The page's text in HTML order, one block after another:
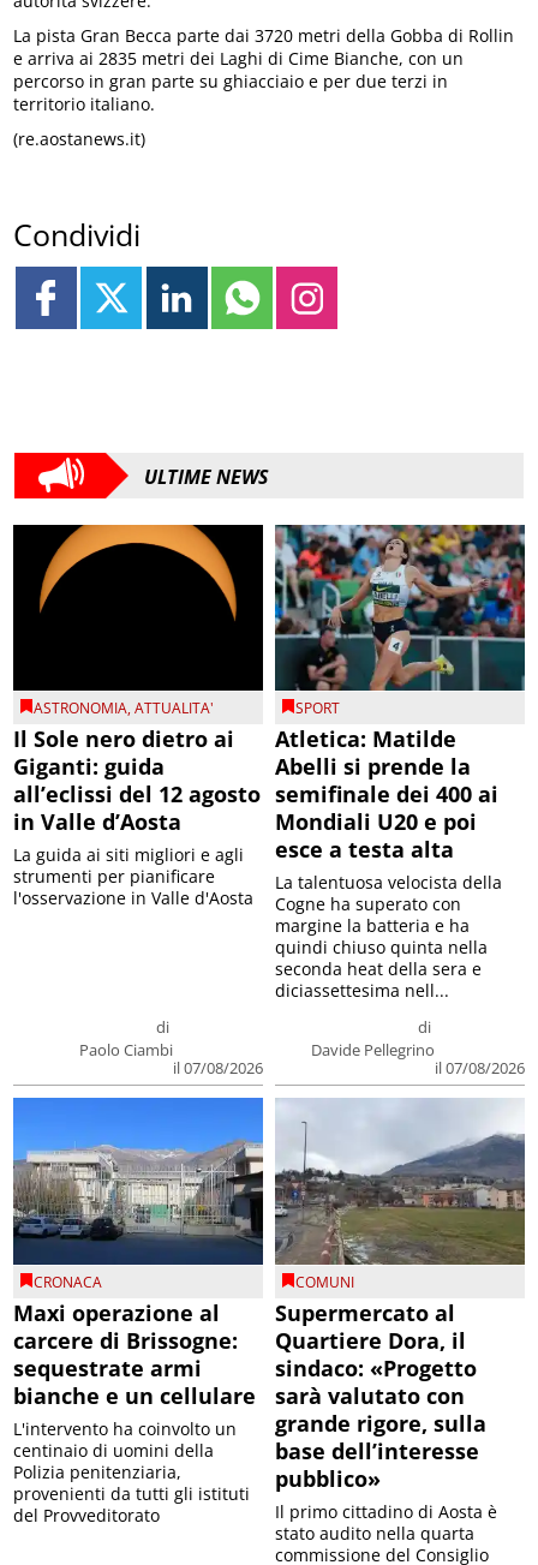
La pista Gran Becca parte dai 3720 metri della Gobba di Rollin
e arriva ai 2835 metri dei Laghi di Cime Bianche, con un
percorso in gran parte su ghiacciaio e per due terzi in
territorio italiano.
(re.aostanews.it)
Condividi
ULTIME NEWS
ASTRONOMIA,ATTUALITA'
Il Sole nero dietro ai
Giganti: guida
all’eclissi del 12 agosto
in Valle d’Aosta
di
Paolo Ciambi
il 07/08/2026
La guida ai siti migliori e agli
strumenti per pianificare
l'osservazione in Valle d'Aosta
SPORT
Atletica: Matilde
Abelli si prende la
semifinale dei 400 ai
Mondiali U20 e poi
esce a testa alta
di
Davide Pellegrino
il 07/08/2026
La talentuosa velocista della
Cogne ha superato con
margine la batteria e ha
quindi chiuso quinta nella
seconda heat della sera e
diciassettesima nell...
CRONACA
Maxi operazione al
carcere di Brissogne:
sequestrate armi
bianche e un cellulare
L'intervento ha coinvolto un
centinaio di uomini della
Polizia penitenziaria,
provenienti da tutti gli istituti
del Provveditorato
COMUNI
Supermercato al
Quartiere Dora, il
sindaco: «Progetto
sarà valutato con
grande rigore, sulla
base dell’interesse
pubblico»
Il primo cittadino di Aosta è
stato audito nella quarta
commissione del Consiglio